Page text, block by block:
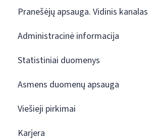
Pranešėjų apsauga. Vidinis kanalas
Administracinė informacija
Statistiniai duomenys
Asmens duomenų apsauga
Viešieji pirkimai
Karjera